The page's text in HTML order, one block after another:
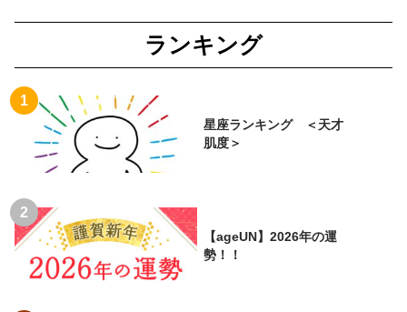
ランキング
星座ランキング ＜天才
肌度＞
【ageUN】2026年の運
勢！！